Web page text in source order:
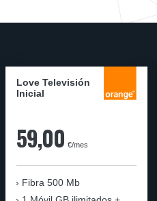
Love Televisión
Inicial
59,00 €/mes
Fibra 500 Mb